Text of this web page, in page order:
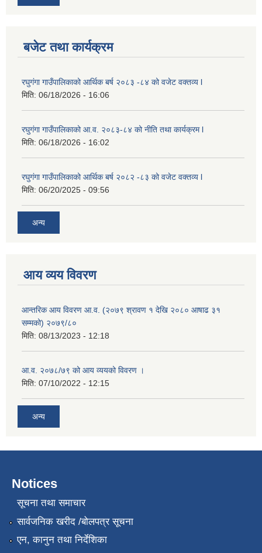
बजेट तथा कार्यक्रम
रघुगंगा गाउँपालिकाको आर्थिक बर्ष २०८३ -८४ को वजेट वक्तव्य l
मिति: 06/18/2026 - 16:06
रघुगंगा गाउँपालिकाको आ.व. २०८३-८४ को नीति तथा कार्यक्रम l
मिति: 06/18/2026 - 16:02
रघुगंगा गाउँपालिकाको आर्थिक बर्ष २०८२ -८३ को वजेट वक्तव्य l
मिति: 06/20/2025 - 09:56
अन्य
आय व्यय विवरण
आन्तरिक आय विवरण आ.व. (२०७९ श्रावण १ देखि २०८० आषाढ ३१
सम्मको) २०७९/८०
मिति: 08/13/2023 - 12:18
आ.व. २०७८/७९ को आय व्ययको विवरण ।
मिति: 07/10/2022 - 12:15
अन्य
Notices
सूचना तथा समाचार
सार्वजनिक खरीद /बोलपत्र सूचना
एन, कानुन तथा निर्देशिका